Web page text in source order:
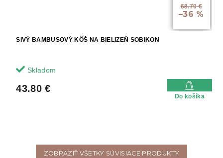
68.70 €
–36 %
SIVÝ BAMBUSOVÝ KÔŠ NA BIELIZEŇ SOBIKON
Skladom
43.80 €
Do košíka
ZOBRAZIŤ VŠETKY SÚVISIACE PRODUKTY